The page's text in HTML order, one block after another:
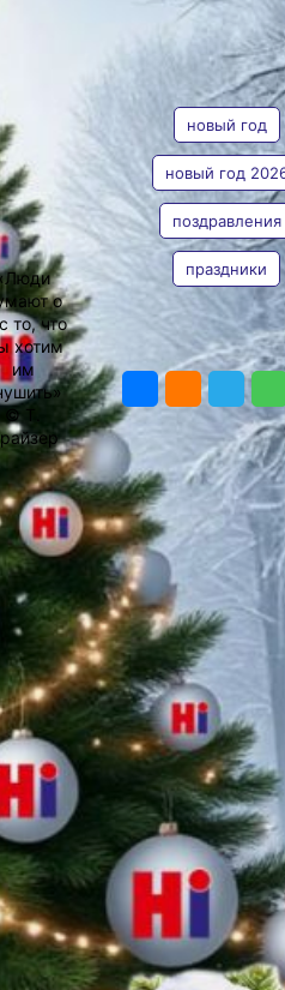
31 декабря 2025 г., 09:00
о
то, что
хотим
им
© Т.
ТЕГИ
новый год
новый год
поздравления
праздники
ПОДЕЛИТЬСЯ